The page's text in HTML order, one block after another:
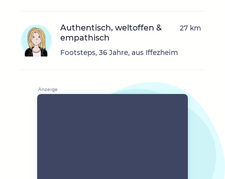
Authentisch, weltoffen &
empathisch
Footsteps, 36 Jahre, aus Iffezheim
27 km